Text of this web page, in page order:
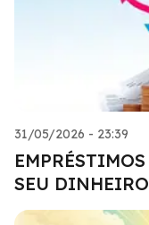
31/05/2026 - 23:39
SEU DINHEIRO